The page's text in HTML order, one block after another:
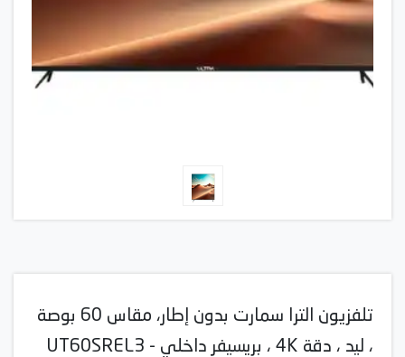
تلفزيون الترا سمارت بدون إطار، مقاس 60 بوصة
، ليد ، دقة 4K ، بريسيفر داخلي - UT60SREL3